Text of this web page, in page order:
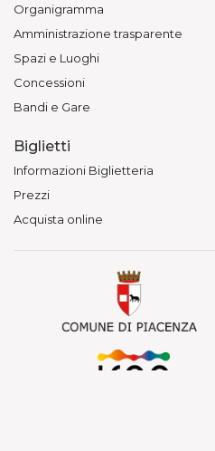
Organigramma
Amministrazione trasparente
Spazi e Luoghi
Concessioni
Bandi e Gare
Biglietti
Informazioni Biglietteria
Prezzi
Acquista online